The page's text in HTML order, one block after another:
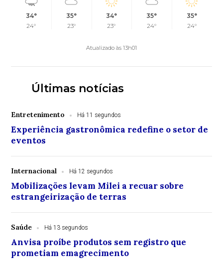
34°
24°
35°
23°
34°
23°
35°
24°
35°
24°
Atualizado às 13h01
Últimas notícias
Entretenimento Há 11 segundos
Experiência gastronômica redefine o setor de
eventos
Internacional Há 12 segundos
Mobilizações levam Milei a recuar sobre
estrangeirização de terras
Saúde Há 13 segundos
Anvisa proíbe produtos sem registro que
prometiam emagrecimento